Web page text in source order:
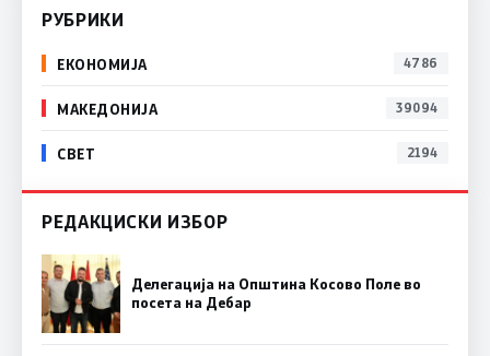
РУБРИКИ
ЕКОНОМИЈА 4786
МАКЕДОНИЈА 39094
СВЕТ 2194
РЕДАКЦИСКИ ИЗБОР
Делегација на Општина Косово Поле во
посета на Дебар